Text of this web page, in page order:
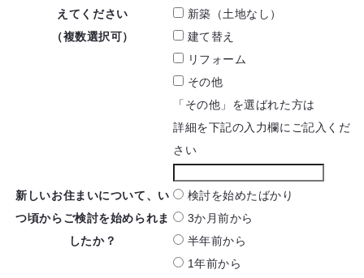
えてください
（複数選択可）
新築（土地なし）
建て替え
リフォーム
その他
「その他」を選ばれた方は
詳細を下記の入力欄にご記入くだ
さい
新しいお住まいについて、 い
つ頃からご検討を始められま
したか？
検討を始めたばかり
3か月前から
半年前から
1年前から